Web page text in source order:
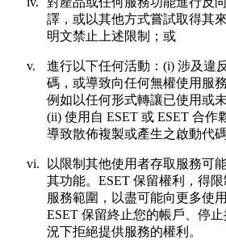
譯，或以其他方式嘗試取得其
明文禁止上述限制；或
v.
進行以下任何活動：(i) 涉及違
碼，或導致向任何無權使用服
例如以任何形式轉讓已使用或
(ii) 使用自 ESET 或 ESET 合作
導致散佈複製或產生之啟動代
vi.
以限制其他使用者存取服務可
其功能。ESET 保留權利，得
服務範圍，以盡可能向更多使
ESET 保留終止您的帳戶、停
況下拒絕提供服務的權利。